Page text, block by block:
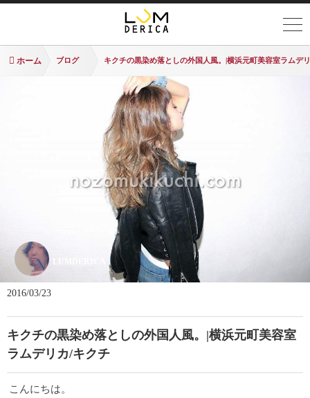
ホーム ブログ キクチの黒染め落としの外国人風。|横浜元町美容室ラムデ
2016/03/23
キクチの黒染め落としの外国人風。|横浜元町美容室
ラムデリカ/キクチ
こんにちは。